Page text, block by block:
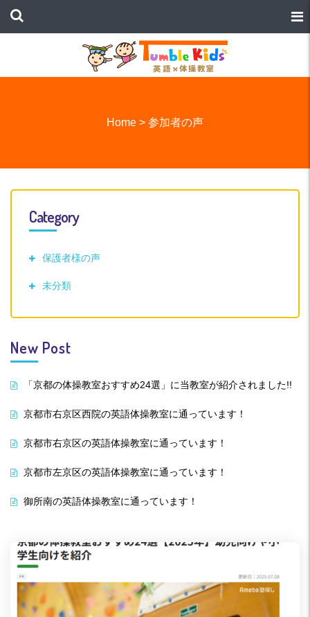
Home > 参加者の声
Category
保護者様の声
未分類
New Post
「京都の体操教室おすすめ24選」に当教室が紹介されました!!
京都市右京区西院の英語体操教室に通っています！
京都市右京区の英語体操教室に通っています！
京都市左京区の英語体操教室に通っています！
御所南の英語体操教室に通っています！